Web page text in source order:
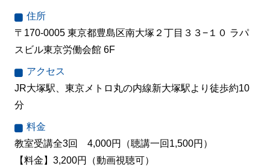
住所
〒170-0005 東京都豊島区南大塚２丁目３３−１０ ラパ
スビル東京労働会館 6F
アクセス
JR大塚駅、東京メトロ丸の内線新大塚駅より徒歩約10
分
料金
教室受講全3回 4,000円（聴講一回1,500円）
【料金】3,200円（動画視聴可）